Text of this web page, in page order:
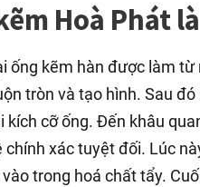
Hoà Phát
ống kẽm hàn được làm
tròn và tạo hình. Sau
kích cỡ ống. Đến khâu
xác tuyệt đối. Lúc
trong hoá chất tẩy.